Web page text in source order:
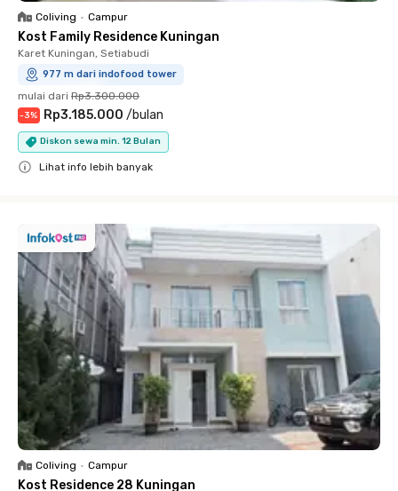
Coliving • Campur
Kost Family Residence Kuningan
Karet Kuningan, Setiabudi
977 m dari indofood tower
mulai dari Rp3.300.000
-3% Rp3.185.000 /bulan
Diskon sewa min. 12 Bulan
Lihat info lebih banyak
Coliving • Campur
Kost Residence 28 Kuningan